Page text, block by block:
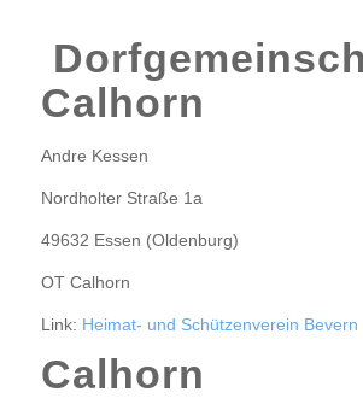
Calhorn
Andre Kessen
Nordholter Straße 1a
49632 Essen (Oldenburg)
OT Calhorn
Link: Heimat- und Schützenverein Bevern
Calhorn